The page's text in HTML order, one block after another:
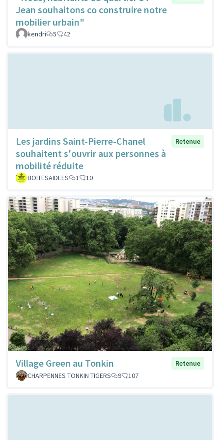
Jean souhaitons co construire notre
mobilier urbain"
kendri 5 42
Les jardins Saint-Pierre-Chanel
souhaitent s'ouvrir aux personnes à
mobilité réduite
Retenue
BOITESAIDEES 1 10
Village Green au Tonkin
Retenue
CHARPENNES TONKIN TIGERS
9 107